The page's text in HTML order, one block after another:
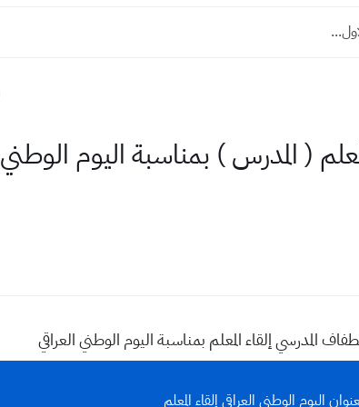
( المدرس ) بمناسبة اليوم الوطني
إلقاء المعلم بمناسبة اليوم الوطني العراقي
اليوم الوطني العراقي إلقاء المعلم